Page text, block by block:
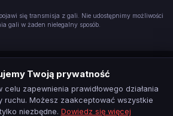
się transmisja z gali. Nie udostępnimy możliwości
gali w żaden nielegalny sposób.
Twoją prywatność
zapewnienia prawidłowego działania
ruchu. Możesz zaakceptować wszystkie
niezbędne. Dowiedz się więcej